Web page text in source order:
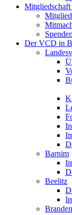
Mitgliedschaft
Spenden
Der VCD in
Barnim
Beelitz